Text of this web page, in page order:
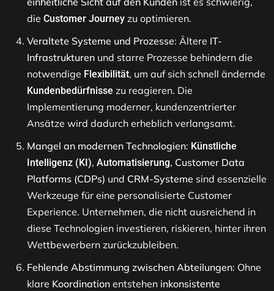
die Customer Journey zu optimieren.
Veraltete Systeme und Prozesse: Ältere IT-
Infrastrukturen und starre Prozesse behindern die
notwendige Flexibilität, um auf sich schnell ändernde
Kundenbedürfnisse zu reagieren. Die
Implementierung moderner, kundenzentrierter
Ansätze wird dadurch erheblich verlangsamt.
Mangel an modernen Technologien: Künstliche
Intelligenz (KI), Automatisierung, Customer Data
Platforms (CDPs) und CRM-Systeme sind essenzielle
Werkzeuge für eine personalisierte Customer
Experience. Unternehmen, die nicht ausreichend in
diese Technologien investieren, riskieren, hinter ihren
Wettbewerbern zurückzubleiben.
Fehlende Abstimmung zwischen Abteilungen: Ohne
klare Koordination entstehen inkonsistente